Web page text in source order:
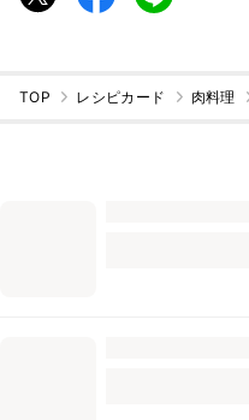
TOP レシピカード 肉料理